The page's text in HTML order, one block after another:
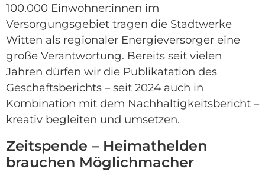
100.000 Einwohner:innen im
Versorgungsgebiet tragen die Stadtwerke
Witten als regionaler Energieversorger eine
große Verantwortung. Bereits seit vielen
Jahren dürfen wir die Publikatation des
Geschäftsberichts – seit 2024 auch in
Kombination mit dem Nachhaltigkeitsbericht –
kreativ begleiten und umsetzen.
Zeitspende – Heimathelden
brauchen Möglichmacher